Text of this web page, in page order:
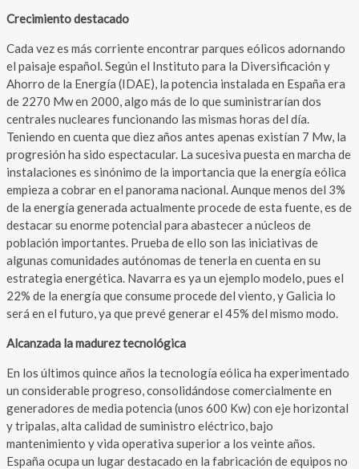
Crecimiento destacado
Cada vez es más corriente encontrar parques eólicos adornando
el paisaje español. Según el Instituto para la Diversificación y
Ahorro de la Energía (IDAE), la potencia instalada en España era
de 2270 Mw en 2000, algo más de lo que suministrarían dos
centrales nucleares funcionando las mismas horas del día.
Teniendo en cuenta que diez años antes apenas existían 7 Mw, la
progresión ha sido espectacular. La sucesiva puesta en marcha de
instalaciones es sinónimo de la importancia que la energía eólica
empieza a cobrar en el panorama nacional. Aunque menos del 3%
de la energía generada actualmente procede de esta fuente, es de
destacar su enorme potencial para abastecer a núcleos de
población importantes. Prueba de ello son las iniciativas de
algunas comunidades autónomas de tenerla en cuenta en su
estrategia energética. Navarra es ya un ejemplo modelo, pues el
22% de la energía que consume procede del viento, y Galicia lo
será en el futuro, ya que prevé generar el 45% del mismo modo.
Alcanzada la madurez tecnológica
En los últimos quince años la tecnología eólica ha experimentado
un considerable progreso, consolidándose comercialmente en
generadores de media potencia (unos 600 Kw) con eje horizontal
y tripalas, alta calidad de suministro eléctrico, bajo
mantenimiento y vida operativa superior a los veinte años.
España ocupa un lugar destacado en la fabricación de equipos no